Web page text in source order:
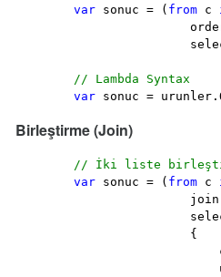
var sonuc = ( from c
// Lambda Syntax
var sonuc =
Birleştirme (Join)
// İki liste
var sonuc = ( from c
                        {